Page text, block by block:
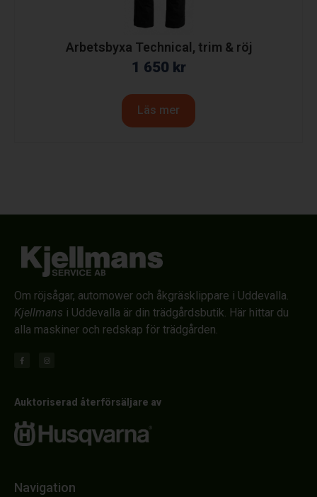
Arbetsbyxa Technical, trim & röj
1 650 kr
Läs mer
Om röjsågar, automower och åkgräsklippare i Uddevalla.
Kjellmans i Uddevalla är din trädgårdsbutik. Här hittar du
alla maskiner och redskap för trädgården.
Auktoriserad återförsäljare av
Navigation